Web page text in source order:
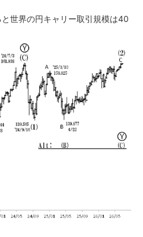
世界の円キャリー取引規模は40